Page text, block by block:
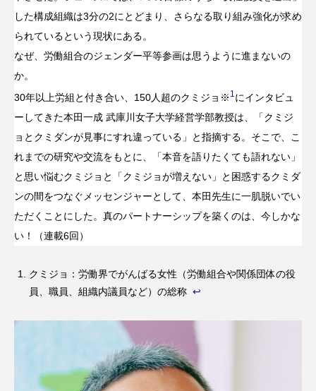
した構成組織は3分の2にとどまり、さらなる取り組み強化が求め
られているという現状にある。
なぜ、労働組合のジェンダー平等参画は思うように進まないの
か。
30年以上労組と付き合い、150人超のクミジョ※ 1 にインタビュ
ーしてきた本田一成 武庫川女子大学経営学部教授は、「クミジ
ョとクミダンが見事にすれ違っている」と指摘する。そこで、こ
れまでの研究や交流をもとに、「本音を語りたくても語れない」
と思い悩むクミジョと「クミジョが増えない」と困惑するクミダ
ンの間をつなぐメッセンジャーとして、本田先生に一肌脱いでい
ただくことにした。真のパートナーシップを築くのは、今しかな
い！（連載6回）
クミジョ：労働界でがんばる女性（労働組合や関係団体の役
員、職員、組織内議員など）の総称 ↩︎